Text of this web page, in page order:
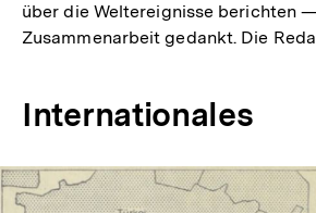
über die Weltereignisse berichten
Zusammenarbeit gedankt. Die
Internationales